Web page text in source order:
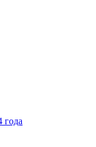
года